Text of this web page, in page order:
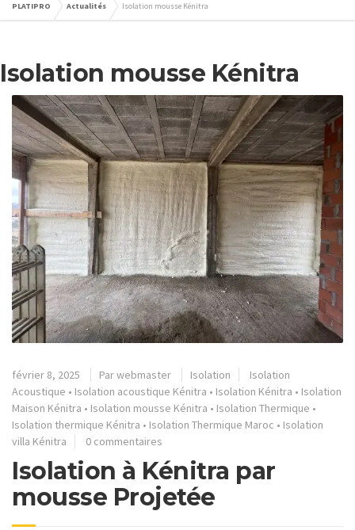
PLATIPRO Actualités Isolation mousse Kénitra
Isolation mousse Kénitra
février 8, 2025 Parwebmaster Isolation
Isolation
Acoustique • Isolation acoustique Kénitra • Isolation Kénitra • Isolation
Maison Kénitra • Isolation mousse Kénitra • Isolation Thermique •
Isolation thermique Kénitra • Isolation Thermique Maroc • Isolation
villa Kénitra
0 commentaires
Isolation à Kénitra par
mousse Projetée